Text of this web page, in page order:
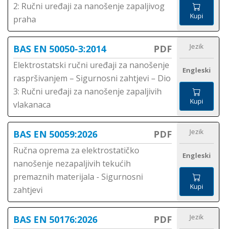
2: Ručni uređaji za nanošenje zapaljivog
praha
Kupi
BAS EN 50050-3:2014 PDF
Elektrostatski ručni uređaji za nanošenje
raspršivanjem – Sigurnosni zahtjevi – Dio
3: Ručni uređaji za nanošenje zapaljivih
vlakanaca
Jezik
Engleski
Kupi
BAS EN 50059:2026 PDF
Ručna oprema za elektrostatičko
nanošenje nezapaljivih tekućih
premaznih materijala - Sigurnosni
zahtjevi
Jezik
Engleski
Kupi
BAS EN 50176:2026 PDF Jezik